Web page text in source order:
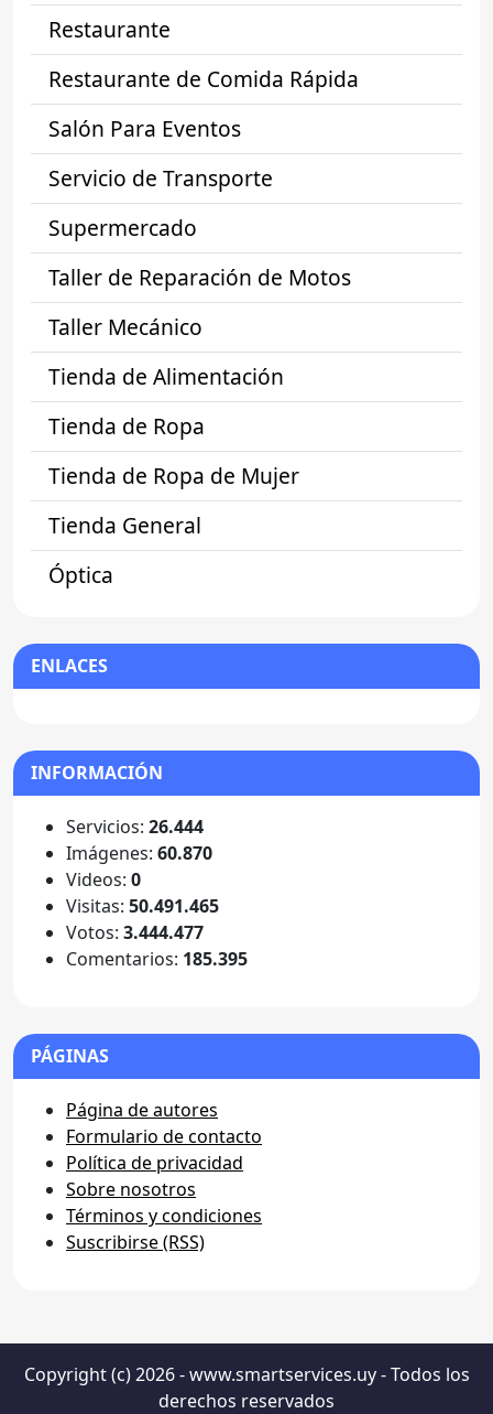
Restaurante
Restaurante de Comida Rápida
Salón Para Eventos
Servicio de Transporte
Supermercado
Taller de Reparación de Motos
Taller Mecánico
Tienda de Alimentación
Tienda de Ropa
Tienda de Ropa de Mujer
Tienda General
Óptica
ENLACES
INFORMACIÓN
Servicios: 26.444
Imágenes: 60.870
Videos: 0
Visitas: 50.491.465
Votos: 3.444.477
Comentarios: 185.395
PÁGINAS
Página de autores
Formulario de contacto
Política de privacidad
Sobre nosotros
Términos y condiciones
Suscribirse (RSS)
Copyright (c) 2026 - www.smartservices.uy - Todos los
derechos reservados